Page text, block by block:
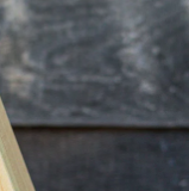
bewerten uns mit
aller Länder, in